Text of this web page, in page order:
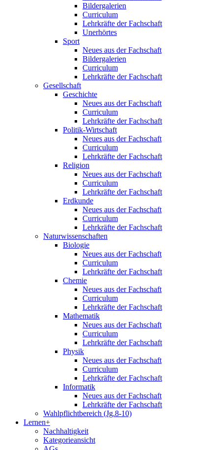
Bildergalerien
Curriculum
Lehrkräfte der Fachschaft
Unerhörtes
Sport
Neues aus der Fachschaft
Bildergalerien
Curriculum
Lehrkräfte der Fachschaft
Gesellschaft
Geschichte
Neues aus der Fachschaft
Curriculum
Lehrkräfte der Fachschaft
Politik-Wirtschaft
Neues aus der Fachschaft
Curriculum
Lehrkräfte der Fachschaft
Religion
Neues aus der Fachschaft
Curriculum
Lehrkräfte der Fachschaft
Erdkunde
Neues aus der Fachschaft
Curriculum
Lehrkräfte der Fachschaft
Naturwissenschaften
Biologie
Neues aus der Fachschaft
Curriculum
Lehrkräfte der Fachschaft
Chemie
Neues aus der Fachschaft
Curriculum
Lehrkräfte der Fachschaft
Mathematik
Neues aus der Fachschaft
Curriculum
Lehrkräfte der Fachschaft
Physik
Neues aus der Fachschaft
Curriculum
Lehrkräfte der Fachschaft
Informatik
Neues aus der Fachschaft
Lehrkräfte der Fachschaft
Wahlpflichtbereich (Jg.8-10)
Lernen+
Nachhaltigkeit
Kategorieansicht